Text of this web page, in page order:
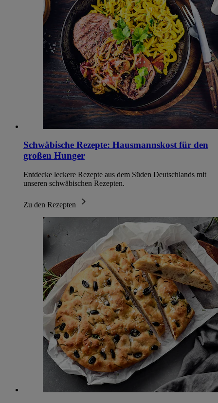
Schwäbische Rezepte: Hausmannskost für den
großen Hunger
Entdecke leckere Rezepte aus dem Süden Deutschlands mit
unseren schwäbischen Rezepten.
Zu den Rezepten